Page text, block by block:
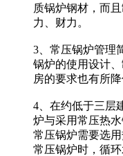
质锅炉钢材，而
力、财力。
3、常压锅炉管理
锅炉的使用设计
房的要求也有所降
4、在约低于三层
炉与采用常压热
常压锅炉需要选
常压锅炉时，循